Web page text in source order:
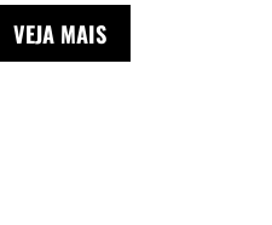
VEJA MAIS